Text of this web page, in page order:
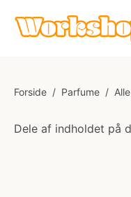
Forside / Parfume /
Dele af indholdet på